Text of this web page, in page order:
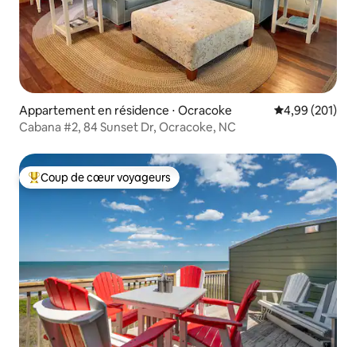
Appartement en résidence ⋅ Ocracoke Évaluation
4,99 (201)
Cabana #2, 84 Sunset Dr, Ocracoke, NC
Coups de cœur voyageurs les plus appréciés
Coup de cœur voyageurs